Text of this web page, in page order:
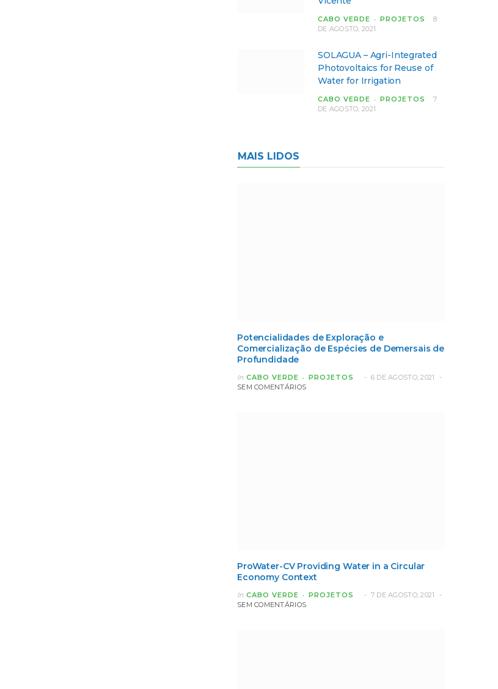
CABO VERDE PROJETOS
8
DE AGOSTO, 2021
SOLAGUA – Agri-Integrated
Photovoltaics for Reuse of
Water for Irrigation
CABO VERDE PROJETOS
7
DE AGOSTO, 2021
MAIS LIDOS
Potencialidades de Exploração e
Comercialização de Espécies de Demersais de
Profundidade
In CABO VERDE PROJETOS
6 DE AGOSTO, 2021
SEM COMENTÁRIOS
ProWater-CV Providing Water in a Circular
Economy Context
In CABO VERDE PROJETOS
7 DE AGOSTO, 2021
SEM COMENTÁRIOS